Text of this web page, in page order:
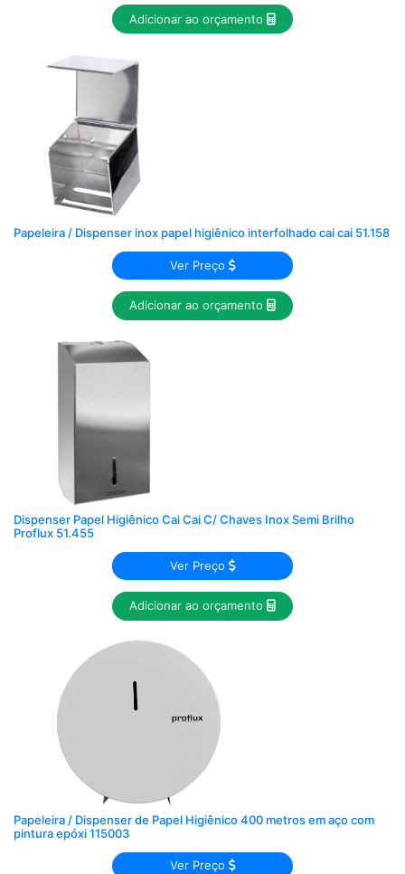
Adicionar ao orçamento
Papeleira / Dispenser inox papel higiênico interfolhado cai cai 51.158
Ver Preço
Adicionar ao orçamento
Dispenser Papel Higiênico Cai Cai C/ Chaves Inox Semi Brilho
Proflux 51.455
Ver Preço
Adicionar ao orçamento
Papeleira / Dispenser de Papel Higiênico 400 metros em aço com
pintura epóxi 115003
Ver Preço